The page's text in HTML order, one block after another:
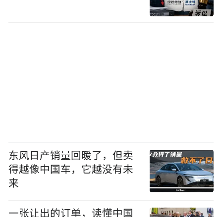
东风日产销量回暖了，但卖
得越像中国车，它越没有未
来
一张让出的订单，读懂中国